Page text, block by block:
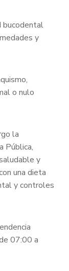
bucodental
y
o nulo
la
Pública,
y
una dieta
y controles
07:00 a